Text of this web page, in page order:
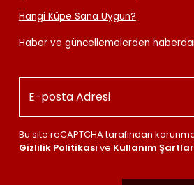
Hangi Küpe Sana Uygun?
Haber ve güncellemelerden
Bu site reCAPTCHA tarafından
Gizlilik Politikası ve Kullanım